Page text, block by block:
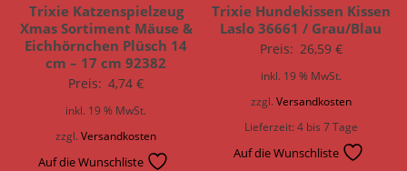
Trixie Katzenspielzeug
Xmas Sortiment Mäuse &
Eichhörnchen Plüsch 14
cm – 17 cm 92382
Preis: 4,74€
inkl. 19 % MwSt.
zzgl.Versandkosten
Auf die Wunschliste
Trixie Hundekissen Kissen
Laslo 36661 / Grau/Blau
Preis: 26,59 €
inkl. 19 % MwSt.
zzgl. Versandkosten
Lieferzeit:4 bis 7 Tage
Auf die Wunschliste